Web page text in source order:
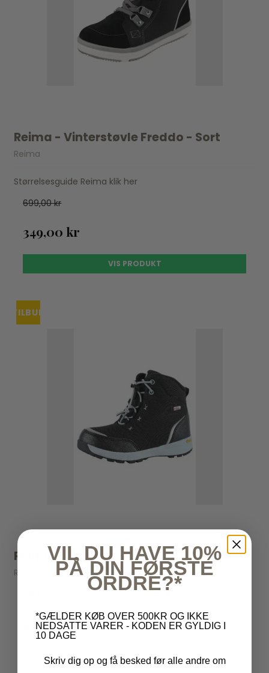
Reima - Vinterstøvle Freddo - Sort
Reima
Størrelsesguide Reima klik her
699,00 kr
349,00 kr
VIS PRODUKT
TILBUD
Reima - Vinterstøvler Juovla - Black
Reima
449,00 kr
VIS PRODUKT
VIL DU HAVE 10%
PÅ DIN FØRSTE
ORDRE?*
*GÆLDER KØB OVER 500KR OG IKKE
NEDSATTE VARER - KODEN ER GYLDIG I
10 DAGE
Skriv dig op og få besked før alle andre om